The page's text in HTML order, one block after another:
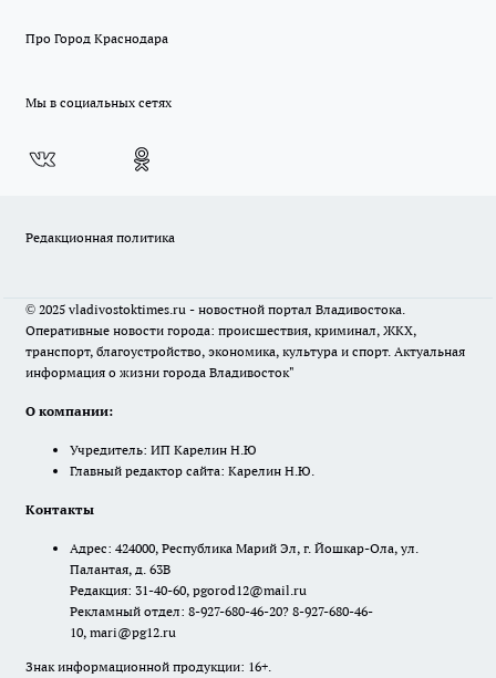
Про Город Краснодара
Мы в социальных сетях
Редакционная политика
© 2025 vladivostoktimes.ru - новостной портал Владивостока.
Оперативные новости города: происшествия, криминал, ЖКХ,
транспорт, благоустройство, экономика, культура и спорт. Актуальная
информация о жизни города Владивосток"
О компании:
Учредитель: ИП Карелин Н.Ю
Главный редактор сайта: Карелин Н.Ю.
Контакты
Адрес: 424000, Республика Марий Эл, г. Йошкар-Ола, ул.
Палантая, д. 63В
Редакция: 31-40-60, pgorod12@mail.ru
Рекламный отдел: 8-927-680-46-20? 8-927-680-46-
10, mari@pg12.ru
Знак информационной продукции: 16+.